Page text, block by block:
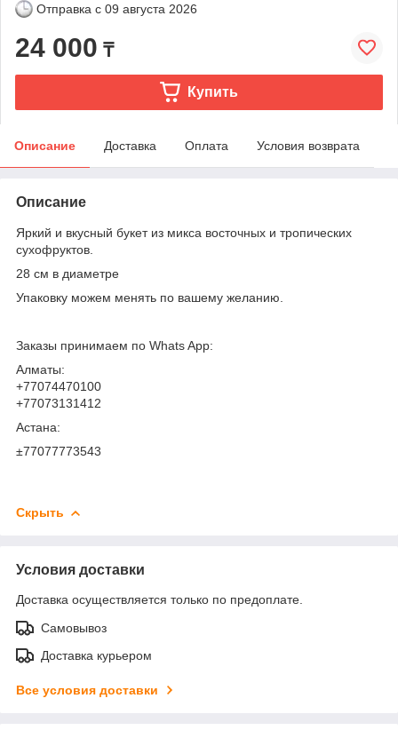
Отправка с 09 августа 2026
24 000 ₸
Купить
Описание Доставка Оплата Условия возврата
Описание
Яркий и вкусный букет из микса восточных и тропических
сухофруктов.
28 см в диаметре
Упаковку можем менять по вашему желанию.
Заказы принимаем по Whats App:
Алматы:
+77074470100
+77073131412
Астана:
±77077773543
Скрыть
Условия доставки
Доставка осуществляется только по предоплате.
Самовывоз
Доставка курьером
Все условия доставки